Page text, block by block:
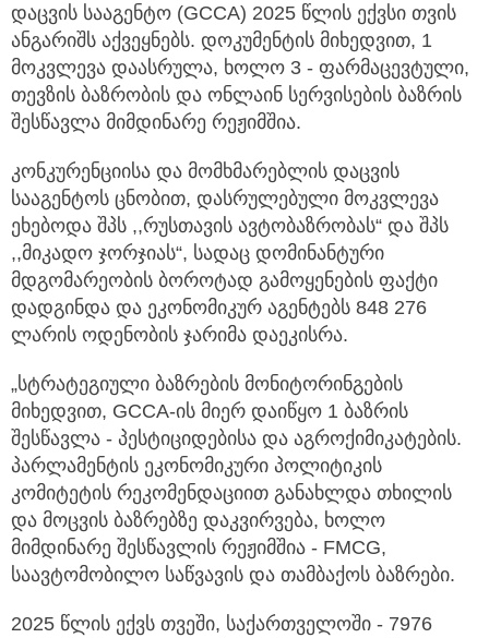
დაცვის სააგენტო (GCCA) 2025 წლის ექვსი თვის
ანგარიშს აქვეყნებს. დოკუმენტის მიხედვით, 1
მოკვლევა დაასრულა, ხოლო 3 - ფარმაცევტული,
თევზის ბაზრობის და ონლაინ სერვისების ბაზრის
შესწავლა მიმდინარე რეჟიმშია.
კონკურენციისა და მომხმარებლის დაცვის
სააგენტოს ცნობით, დასრულებული მოკვლევა
ეხებოდა შპს ,,რუსთავის ავტობაზრობას“ და შპს
,,მიკადო ჯორჯიას“, სადაც დომინანტური
მდგომარეობის ბოროტად გამოყენების ფაქტი
დადგინდა და ეკონომიკურ აგენტებს 848 276
ლარის ოდენობის ჯარიმა დაეკისრა.
„სტრატეგიული ბაზრების მონიტორინგების
მიხედვით, GCCA-ის მიერ დაიწყო 1 ბაზრის
შესწავლა - პესტიციდებისა და აგროქიმიკატების.
პარლამენტის ეკონომიკური პოლიტიკის
კომიტეტის რეკომენდაციით განახლდა თხილის
და მოცვის ბაზრებზე დაკვირვება, ხოლო
მიმდინარე შესწავლის რეჟიმშია - FMCG,
საავტომობილო საწვავის და თამბაქოს ბაზრები.
2025 წლის ექვს თვეში, საქართველოში - 7976